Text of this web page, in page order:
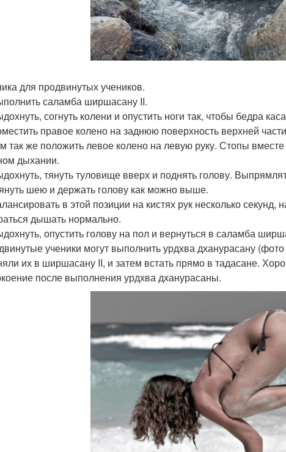
для продвинутых учеников.
саламба ширшасану II.
согнуть колени и опустить ноги так, чтобы бедра
правое колено на заднюю поверхность верхней
так же положить левое колено на левую руку. Стопы
дыхании.
тянуть туловище вверх и поднять голову.
шею и держать голову как можно выше.
в этой позиции на кистях рук несколько
дышать нормально.
опустить голову на пол и вернуться в саламба
ученики могут выполнить урдхва дханурасану (фото
их в ширшасану II, и затем встать прямо в тадасане.
после выполнения урдхва дханурасаны.